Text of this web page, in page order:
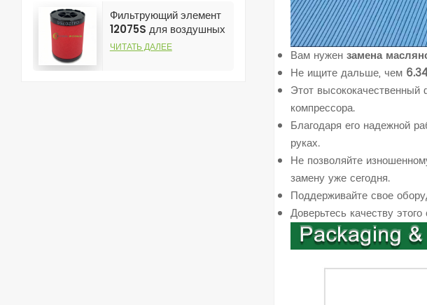
фильтр.
Фильтрующий элемент
12075S для воздушных
компрессоров: хит
ЧИТАТЬ ДАЛЕЕ
Вам нужен замена
Не ищите дальше, чем
Этот
компрессора.
Благодаря его надежной
руках.
Не позволяйте
замену уже сегодня.
Поддерживайте свое
Доверьтесь качеству